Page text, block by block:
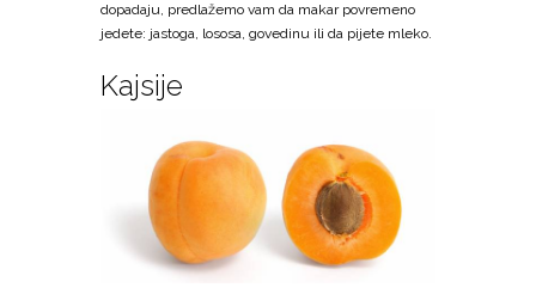
dopadaju, predlažemo vam da makar povremeno
jedete: jastoga, lososa, govedinu ili da pijete mleko.
Kajsije